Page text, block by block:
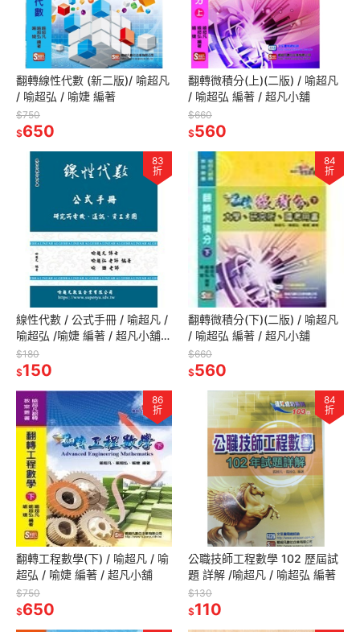
翻轉線性代數 (新二版)/ 喻超凡
/ 喻超弘 / 喻婕 編著
$750
$650
翻轉微積分(上)(二版) / 喻超凡
/ 喻超弘 編著 / 超凡小舖
$660
$560
83
折
線性代數 / 公式手冊 / 喻超凡 /
喻超弘 /喻婕 編著 / 超凡小舖 /
超凡小鋪
$180
$150
84
折
翻轉微積分(下)(二版) / 喻超凡
/ 喻超弘 編著 / 超凡小舖
$660
$560
86
折
翻轉工程數學(下) / 喻超凡 / 喻
超弘 / 喻婕 編著 / 超凡小舖
$750
$650
84
折
公職技師工程數學 102 歷屆試
題 詳解 /喻超凡 / 喻超弘 編著
$130
$110